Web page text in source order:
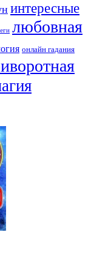
интересные
любовная
онлайн гадания